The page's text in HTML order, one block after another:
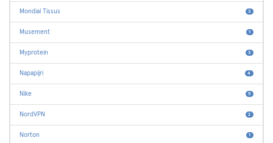
Mondial Tissus 3
Musement 1
Myprotein 3
Napapijri 4
Nike 5
NordVPN 2
Norton 1